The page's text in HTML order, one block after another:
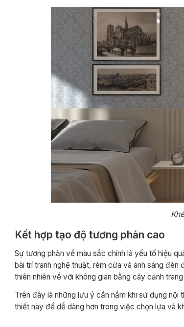
Kết hợp tạo độ tương phản cao
Sự tương phản về màu sắc chính là yếu tố hiệu
bài trí tranh nghệ thuật, rèm cửa và ánh sáng
thiên nhiên về với không gian bằng cây cảnh trang
Trên đây là những lưu ý cần nắm khi sử dụng
thiết này để dễ dàng hơn trong việc chọn lựa và